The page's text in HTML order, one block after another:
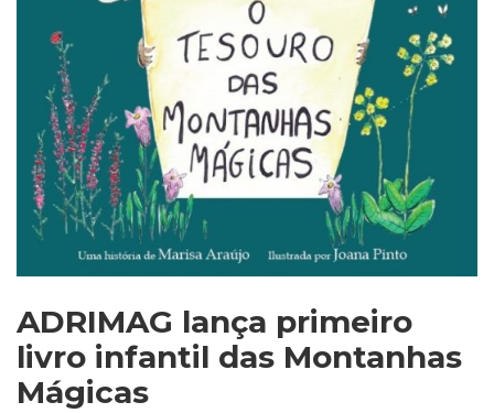
ADRIMAG lança primeiro
livro infantil das Montanhas
Mágicas